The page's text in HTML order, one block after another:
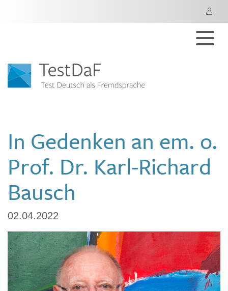
In Gedenken an em. o.
Prof. Dr. Karl-Richard
Bausch
02.04.2022